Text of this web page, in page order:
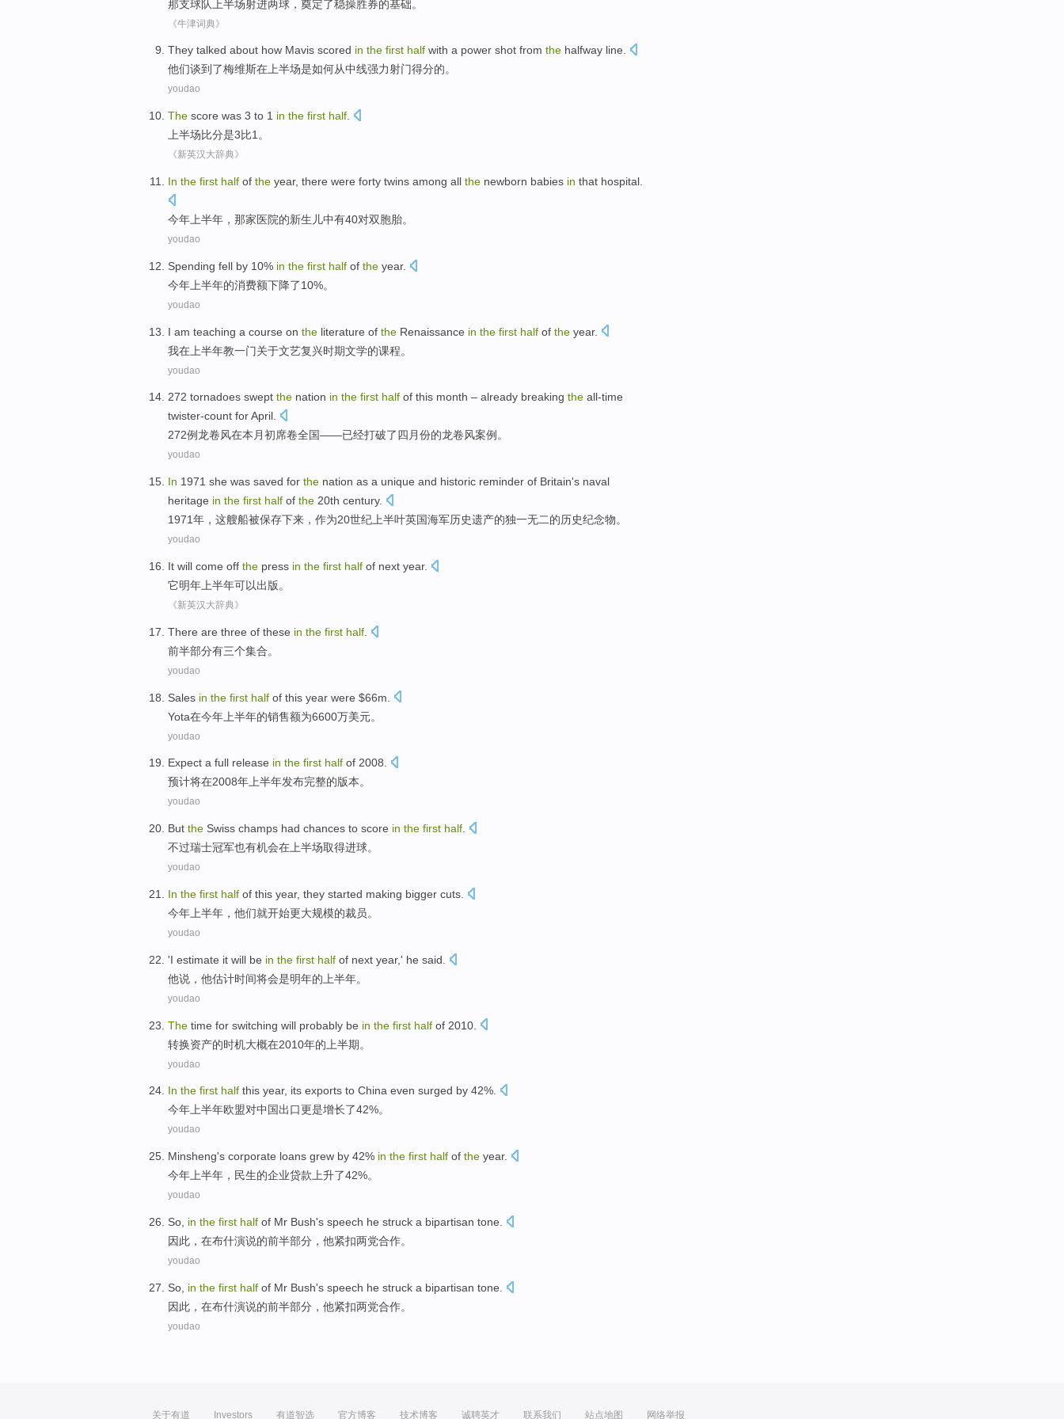
那支球队 上半场射进两球 ，奠定了稳操胜券的基础。
《牛津词典》
They talked about how Mavis scored in the first half with a power shot from the halfway line.
他们谈到了梅维斯在上半场是如何从中线强力射门得分的。
youdao
The score was 3 to 1 in the first half
上半场比分是3比1 。
《新英汉大辞典》
In the first half of the year, there were forty twins among all the newborn babies in that hospital.
今年上半年，那家医院的新生儿中有40对双胞胎。
youdao
Spending fell by 10% in the first half of the year.
今年 上半年的消费额下降了10%。
youdao
I am teaching a course on the literature of the Renaissance in the first half of the year.
我在 上半年教一门关于文艺复兴时期文学的课程。
youdao
272 tornadoes swept the nation in the first half of this month – already breaking the all-time
twister-count for April.
272例龙卷风在本月初席卷全国——已经打破了四月份的龙卷风案例。
youdao
In 1971 she was saved for the nation as a unique and historic reminder of Britain's naval
heritage in the first half of the 20th century.
1971年， 这艘船被保存下来 ， 作为20世纪上半叶英国海军历史遗产的独一无二的历史纪念物。
youdao
It will come off the press in the first half of next year.
它明年 上半年可以出版。
《新英汉大辞典》
There are three of these in the first half
前半部分有三个集合。
youdao
Sales in the first half of this year were $66m
Yota在今年 上半年的销售额为6600万美元。
youdao
Expect a full release in the first half of 2008.
预计将在2008年上半年发布完整的版本。
youdao
But the Swiss champs had chances to score in the first half
不过瑞士冠军也有机会在 上半场取得进球。
youdao
In the first half of this year, they started making bigger cuts
今年 上半年 ， 他们就开始更大规模的裁员。
youdao
'I estimate it will be in the first half of next year,' he said
他说，他估计时间将会是明年的 上半年。
youdao
The time for switching will probably be in the first half of 2010.
转换资产的时机大概在2010年的 上半期。
youdao
In the first half this year, its exports to China even surged by 42%.
今年上半年欧盟对中国出口更是增长了42%。
youdao
Minsheng's corporate loans grew by 42% in the first half of the year.
今年 上半年 ， 民生的企业贷款 上升了42%。
youdao
So in the first half of Mr Bush's speech he struck a bipartisan tone.
因此 ， 在布什演说的前半部分， 他紧扣两党合作。
youdao
So in the first half of Mr Bush's speech he struck a bipartisan tone.
因此 ， 在布什演说的前半部分， 他紧扣两党合作。
youdao
关于有道 Investors 有道智选 官方博客 技术博客 诚聘英才 联系我们 站点地图 网络举报